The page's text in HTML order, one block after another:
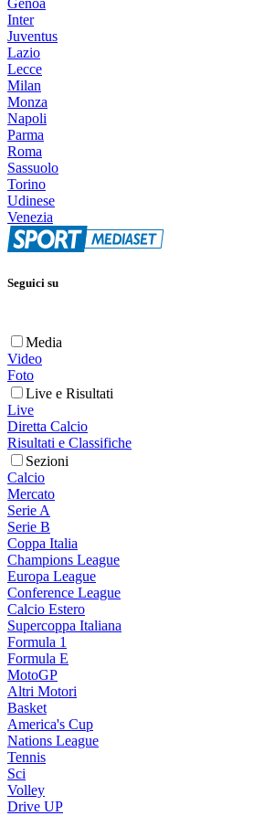
Inter
Juventus
Lazio
Lecce
Milan
Monza
Napoli
Parma
Roma
Sassuolo
Torino
Udinese
Venezia
Seguici su
Media
Video
Foto
Live e Risultati
Live
Diretta Calcio
Risultati e Classifiche
Sezioni
Calcio
Mercato
Serie A
Serie B
Coppa Italia
Champions League
Europa League
Conference League
Calcio Estero
Supercoppa Italiana
Formula 1
Formula E
MotoGP
Altri Motori
Basket
America's Cup
Nations League
Tennis
Sci
Volley
Drive UP